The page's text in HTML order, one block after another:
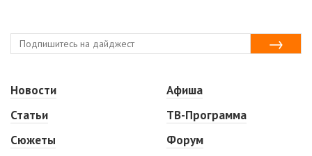
Новости
Статьи
Сюжеты
Афиша
ТВ-Программа
Форум